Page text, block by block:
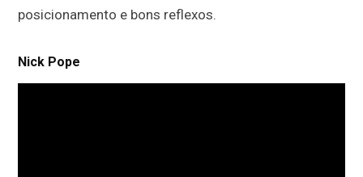
posicionamento e bons reflexos.
Nick Pope